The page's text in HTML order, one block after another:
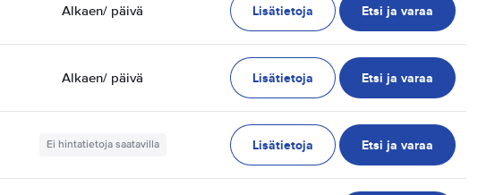
Alkaen/ päivä Lisätietoja Etsi ja varaa
Alkaen/ päivä Lisätietoja Etsi ja varaa
Ei hintatietoja saatavilla Lisätietoja Etsi ja varaa